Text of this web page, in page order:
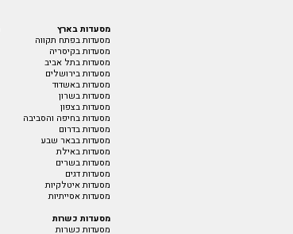
מסעדות בארץ
מסעדות בפתח תקווה
מסעדות בקיסריה
מסעדות בתל אביב
מסעדות בירושלים
מסעדות באשדוד
מסעדות בשרון
מסעדות בצפון
מסעדות בחיפה והסביבה
מסעדות בדרום
מסעדות בבאר שבע
מסעדות באילת
מסעדות בשרים
מסעדות דגים
מסעדות איטלקיות
מסעדות אסייתיות
מסעדות כשרות
מסעדות כשרות